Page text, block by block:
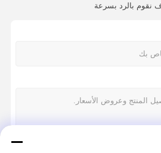
نقوم بالرد بسرعة